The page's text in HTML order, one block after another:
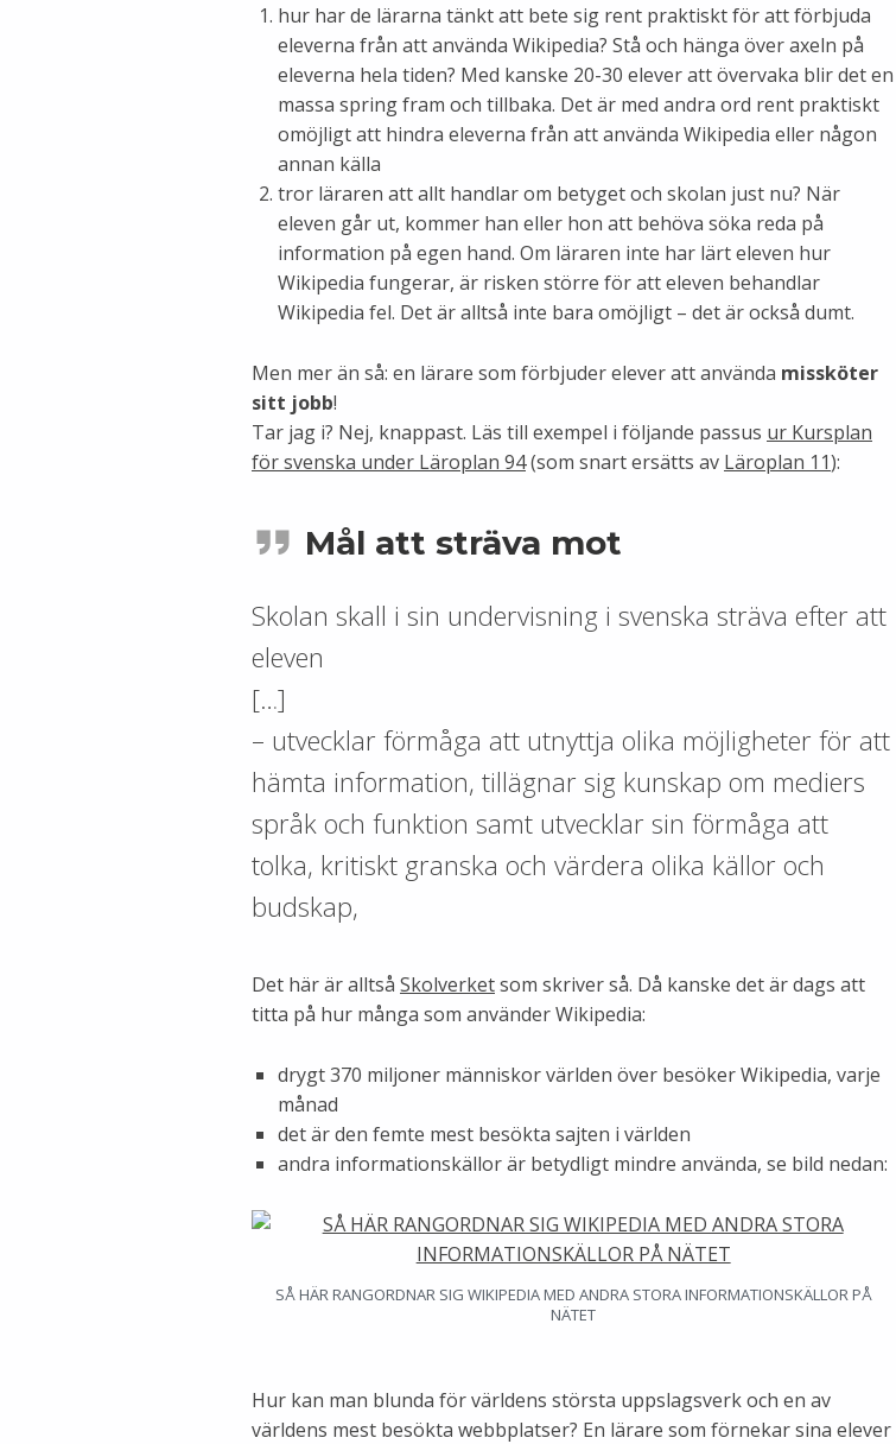
hur har de lärarna tänkt att bete sig rent praktiskt för att förbjuda
eleverna från att använda Wikipedia? Stå och hänga över axeln på
eleverna hela tiden? Med kanske 20-30 elever att övervaka blir det en
massa spring fram och tillbaka. Det är med andra ord rent praktiskt
omöjligt att hindra eleverna från att använda Wikipedia eller någon
annan källa
tror läraren att allt handlar om betyget och skolan just nu? När
eleven går ut, kommer han eller hon att behöva söka reda på
information på egen hand. Om läraren inte har lärt eleven hur
Wikipedia fungerar, är risken större för att eleven behandlar
Wikipedia fel. Det är alltså inte bara omöjligt – det är också dumt.
Men mer än så: en lärare som förbjuder elever att använda missköter
sitt jobb!
Tar jag i? Nej, knappast. Läs till exempel i följande passus ur Kursplan
för svenska under Läroplan 94(som snart ersätts av Läroplan 11):
Mål att sträva mot
Skolan skall i sin undervisning i svenska sträva efter att
eleven
[…]
– utvecklar förmåga att utnyttja olika möjligheter för att
hämta information, tillägnar sig kunskap om mediers
språk och funktion samt utvecklar sin förmåga att
tolka, kritiskt granska och värdera olika källor och
budskap,
Det här är alltså Skolverketsom skriver så. Då kanske det är dags att
titta på hur många som använder Wikipedia:
drygt 370 miljoner människor världen över besöker Wikipedia, varje
månad
det är den femte mest besökta sajten i världen
andra informationskällor är betydligt mindre använda, se bild nedan:
SÅ HÄR RANGORDNAR SIG WIKIPEDIA MED ANDRA STORA INFORMATIONSKÄLLOR PÅ
NÄTET
Hur kan man blunda för världens största uppslagsverk och en av
världens mest besökta webbplatser? En lärare som förnekar sina elever